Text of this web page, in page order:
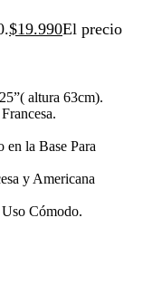
$19.990El precio
altura 63cm).
en la Base Para
y Americana
Cómodo.